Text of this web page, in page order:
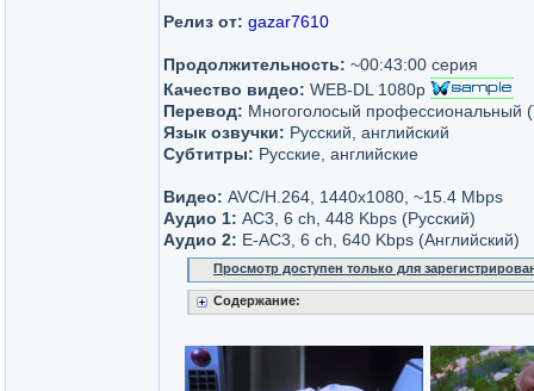
Релиз от: gazar7610
Продолжительность: ~00:43:00 серия
Качество видео: WEB-DL 1080p
Перевод: Многоголосый профессиональный
Язык озвучки: Русский, английский
Субтитры: Русские, английские
Видео: AVC/H.264, 1440x1080, ~15.4 Mbps
Аудио 1: AC3, 6 ch, 448 Kbps (Русский)
Аудио 2: E-AC3, 6 ch, 640 Kbps (Английский)
Просмотр доступен только для
Содержание: